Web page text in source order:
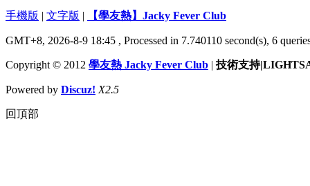
手機版 | 文字版 | 【學友熱】Jacky Fever Club
GMT+8, 2026-8-9 18:45 , Processed in 7.740110 second(s), 6
Copyright © 2012 學友熱 Jacky Fever Club | 技術支持
Powered by Discuz! X2.5
回頂部